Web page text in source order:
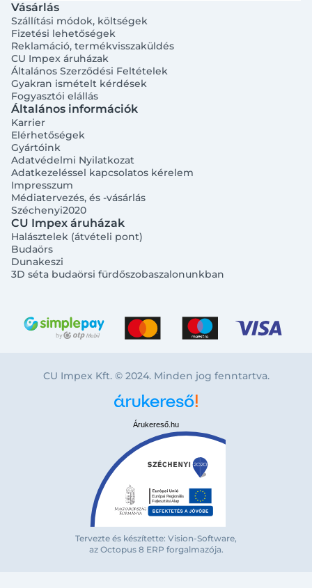
Bejelentkezés e-mail-címmel
Vásárlás
Szállítási módok, költségek
Fizetési lehetőségek
Reklamáció, termékvisszaküldés
CU Impex áruházak
Általános Szerződési Feltételek
Gyakran ismételt kérdések
Fogyasztói elállás
Általános információk
Karrier
Elérhetőségek
Gyártóink
Adatvédelmi Nyilatkozat
Adatkezeléssel kapcsolatos kérelem
Impresszum
Médiatervezés, és -vásárlás
Széchenyi2020
CU Impex áruházak
Halásztelek (átvételi pont)
Budaörs
Dunakeszi
3D séta budaörsi fürdőszobaszalonunkban
CU Impex Kft. © 2024. Minden jog fenntartva.
Árukereső.hu
Tervezte és készítette: Vision-Software,
az Octopus 8 ERP forgalmazója.